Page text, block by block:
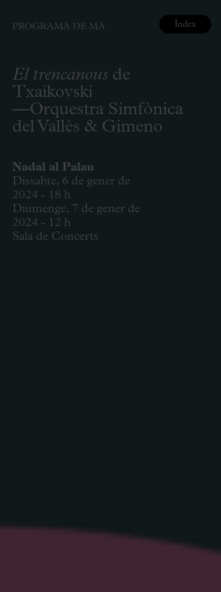
PROGRAMA DE MÀ
El trencanous de
Txaikovski
—Orquestra Simfònica
del Vallès & Gimeno
Nadal al Palau
Dissabte, 6 de gener de
2024 - 18 h
Diumenge, 7 de gener de
2024 - 12 h
Sala de Concerts
Índex